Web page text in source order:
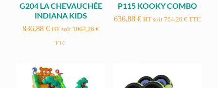
G204 LA CHEVAUCHÉE
INDIANA KIDS
836,88 € HT soit 1004,26 €
TTC
P115 KOOKY COMBO
636,88 € HT soit 764,26 €TTC